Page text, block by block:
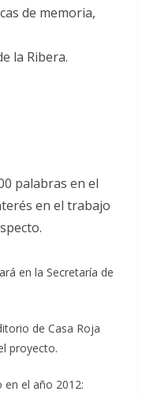
de memoria,
la Ribera.
palabras en el
en el trabajo
en la Secretaría de
de Casa Roja
proyecto.
el año 2012: